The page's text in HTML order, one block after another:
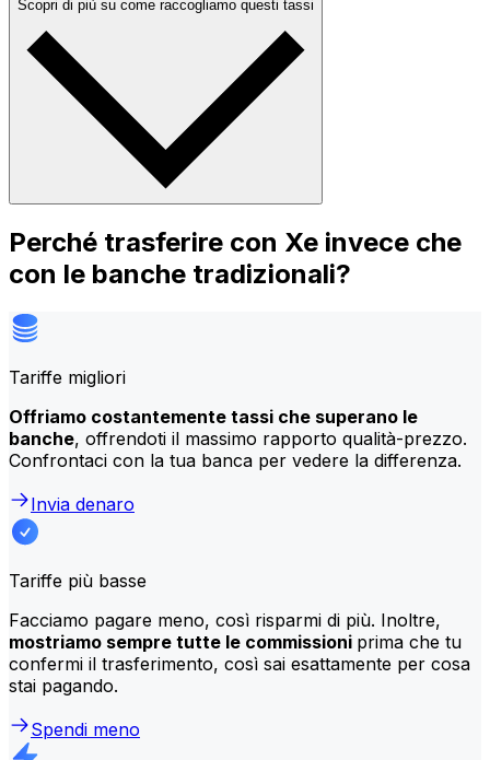
Scopri di più su come raccogliamo questi tassi
Perché trasferire con Xe invece che
con le banche tradizionali?
Tariffe migliori
Offriamo costantemente tassi che superano le
banche, offrendoti il massimo rapporto qualità-prezzo.
Confrontaci con la tua banca per vedere la differenza.
Invia denaro
Tariffe più basse
Facciamo pagare meno, così risparmi di più. Inoltre,
mostriamo sempre tutte le commissioni prima che tu
confermi il trasferimento, così sai esattamente per cosa
stai pagando.
Spendi meno